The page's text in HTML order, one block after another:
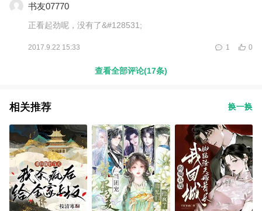
书友07770
正看起劲呢，没有了&#128531;
2017.9.22 15:33 0
1
查看全部评论(17条)
相关推荐 换一换